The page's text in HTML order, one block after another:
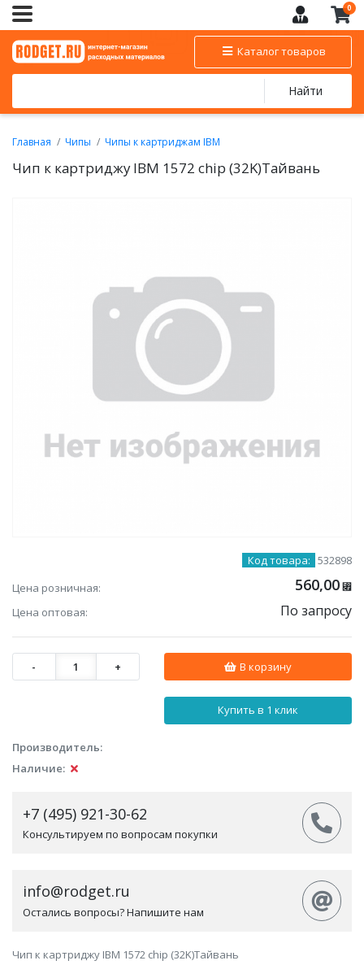
0
Каталог товаров
Найти
Главная Чипы Чипы к картриджам IBM
Чип к картриджу IBM 1572 chip (32K)Тайвань
Код товара: 532898
Цена розничная:
560,00 ⃏
Цена оптовая: По запросу
- 1 + В корзину
Купить в 1 клик
Производитель:
Наличие:
+7 (495) 921-30-62
Консультируем по вопросам покупки
info@rodget.ru
Остались вопросы? Напишите нам
Чип к картриджу IBM 1572 chip (32K)Тайвань